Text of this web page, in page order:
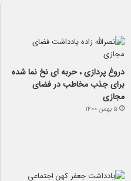
دروغ پردازی ، حربه ای نخ نما شده
برای جذب مخاطب در فضای
مجازی
۵ بهمن ۱۴۰۰